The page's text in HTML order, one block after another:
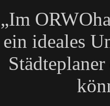
„Im
ein ideales